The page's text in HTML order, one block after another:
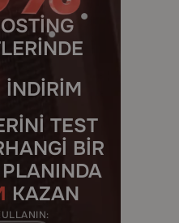
INDIRIM
TEST
BIR
KAZAN